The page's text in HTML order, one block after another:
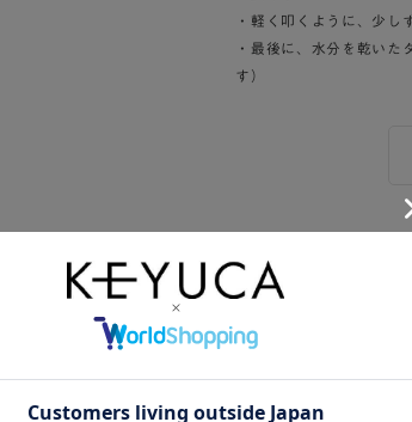
・軽く叩くように、少し
・最後に、水分を乾いた
す）